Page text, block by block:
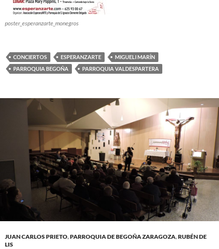
poster_esperanzarte_monegros
CONCIERTOS ESPERANZARTE
MIGUELI MARÍN
PARROQUIA BEGOÑA
PARROQUIA VALDESPARTERA
JUAN CARLOS PRIETO,PARROQUIA DE BEGOÑA ZARAGOZA,RUBÉN DE
LIS